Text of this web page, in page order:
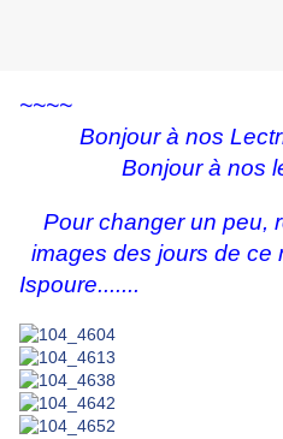
~~~~
Bonjour à nos
Bonjour à nos
Pour changer un peu,
images des jours de ce
Ispoure.......